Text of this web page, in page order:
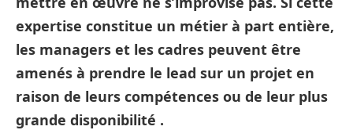
expertise constitue un métier à part entière,
les managers et les cadres peuvent être
amenés à prendre le lead sur un projet en
raison de leurs compétences ou de leur plus
grande disponibilité .